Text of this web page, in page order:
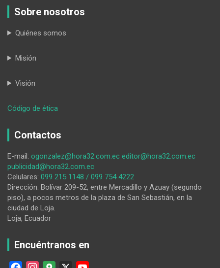
Sobre nosotros
Quiénes somos
Misión
Visión
Código de ética
por
clorhidrato
y
base
Contactos
E-mail: ogonzalez@hora32.com.ec editor@hora32.com.ec
publicidad@hora32.com.ec
Celulares: 099 215 1148 / 099 754 4222
Dirección: Bolívar 209-52, entre Mercadillo y Azuay (segundo
piso), a pocos metros de la plaza de San Sebastián, en la
ciudad de Loja.
Loja, Ecuador
Encuéntranos en